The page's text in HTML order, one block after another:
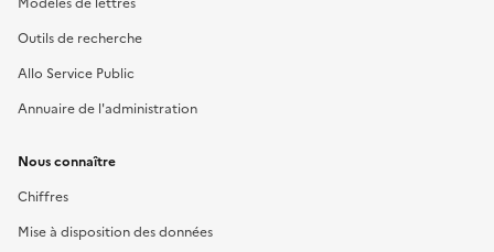
Outils de recherche
Allo Service Public
Annuaire de l'administration
Nous connaître
Chiffres
Mise à disposition des données